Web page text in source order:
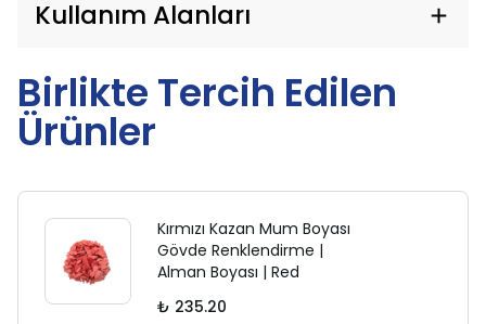
Kullanım Alanları
Birlikte Tercih Edilen
Ürünler
Kırmızı Kazan Mum Boyası
Gövde Renklendirme |
Alman Boyası | Red
₺ 235.20